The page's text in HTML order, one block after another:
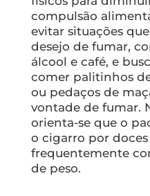
compulsão
evitar situações
desejo de fumar,
álcool e café, e
comer palitinhos
ou pedaços de
vontade de fumar.
orienta-se que o
o cigarro por doces
frequentemente
de peso.